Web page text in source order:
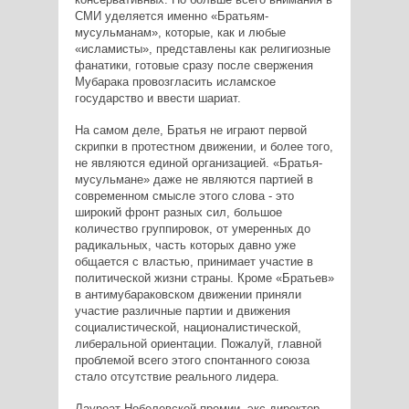
СМИ уделяется именно «Братьям-
мусульманам», которые, как и любые
«исламисты», представлены как религиозные
фанатики, готовые сразу после свержения
Мубарака провозгласить исламское
государство и ввести шариат.
На самом деле, Братья не играют первой
скрипки в протестном движении, и более того,
не являются единой организацией. «Братья-
мусульмане» даже не являются партией в
современном смысле этого слова - это
широкий фронт разных сил, большое
количество группировок, от умеренных до
радикальных, часть которых давно уже
общается с властью, принимает участие в
политической жизни страны. Кроме «Братьев»
в антимубараковском движении приняли
участие различные партии и движения
социалистической, националистической,
либеральной ориентации. Пожалуй, главной
проблемой всего этого спонтанного союза
стало отсутствие реального лидера.